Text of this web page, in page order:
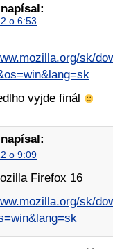
napísal:
o 6:53
sk/
vyjde finál
napísal:
o 9:09
Firefox 16
sk/